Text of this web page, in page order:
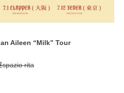
Aileen “Milk” Tour
spazio rita